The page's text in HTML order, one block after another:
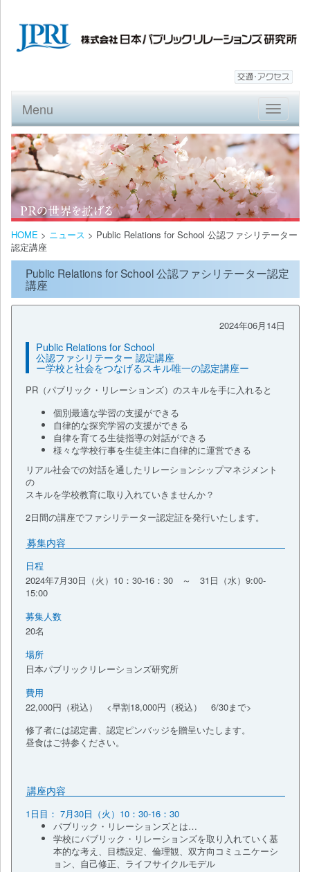
Toggle
Menu
HOME > ニュース > Public Relations for School 公認ファシリテーター
認定講座
Public Relations for School 公認ファシリテーター認定
講座
2024年06月14日
Public Relations for School
公認ファシリテーター 認定講座
ー学校と社会をつなげるスキル唯一の認定講座ー
PR（パブリック・リレーションズ）のスキルを手に入れると
個別最適な学習の支援ができる
自律的な探究学習の支援ができる
自律を育てる生徒指導の対話ができる
様々な学校行事を生徒主体に自律的に運営できる
リアル社会での対話を通したリレーションシップマネジメント
の
スキルを学校教育に取り入れていきませんか？
2日間の講座でファシリテーター認定証を発行いたします。
募集内容
日程
2024年7月30日（火）10：30-16：30 ～ 31日（水）9:00-
15:00
募集人数
20名
場所
日本パブリックリレーションズ研究所
費用
22,000円（税込） <早割18,000円（税込） 6/30まで>
修了者には認定書、認定ピンバッジを贈呈いたします。
昼食はご持参ください。
講座内容
1日目： 7月30日（火）10：30-16：30
パブリック・リレーションズとは…
学校にパブリック・リレーションズを取り入れていく基
本的な考え、目標設定、倫理観、双方向コミュニケーシ
ョン、自己修正、ライフサイクルモデル